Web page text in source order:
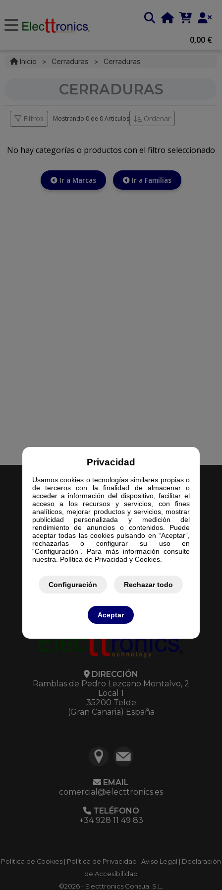
Privacidad
Usamos cookies o tecnologías similares propias o
de terceros con la finalidad de almacenar o
acceder a información del dispositivo, facilitar el
acceso a los recursos y servicios, con fines
analíticos, mejorar productos y servicios, mostrar
publicidad personalizada y medición del
rendimiento de anuncios o contenidos. Puede
aceptar todas las cookies pulsando en “Aceptar”,
rechazarlas o configurar su uso en
“Configuración”. Para más información consulte
nuestra. Política de Privacidad y Cookies.
Configuración Rechazar todo
Aceptar
0,00 €
Inicio > Cerraduras > Cerraduras
CERRADURAS
Filtros Mostrando 0 de 0 Articulos Ordenar
No hay categorías o productos con el filtro seleccionado
Ir a Marcas Ir a Familias
Inicio
Empresa
Servicios
Contacto
Mis Presupuestos
DIRECCIÓN
Ramblas de Pedro Lezcano Montalvo, 2
Local 1
35200 Telde
(Gran Canaria) España
EMAIL
comercial@electtronics.es
TELÉFONO
+34 928 11 49 83
Política de Cookies Política de Privacidad Aviso Legal
Declaración
de Accesibilidad
©2026 - Electtronics Gonsua, S.L.